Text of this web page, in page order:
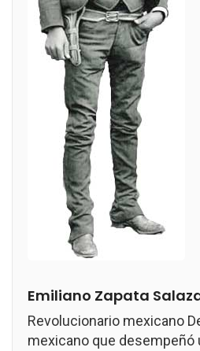
Emiliano Zapata
Revolucionario mexicano
mexicano que desempeñó